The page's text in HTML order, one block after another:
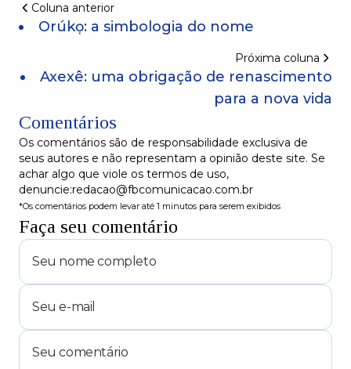
Coluna anterior
Orúkọ: a simbologia do nome
Próxima coluna
​Axexê: uma obrigação de renascimento
para a nova vida
Comentários
Os comentários são de responsabilidade exclusiva de
seus autores e não representam a opinião deste site. Se
achar algo que viole os termos de uso,
denuncie:redacao@fbcomunicacao.com.br
*Os comentários podem levar até 1 minutos para serem exibidos
Faça seu comentário